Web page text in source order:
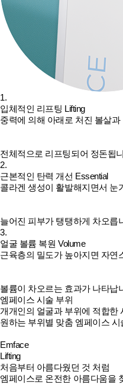
1.
입체적인 리프팅 Lifting
중력에 의해 아래로 처진 볼살과
전체적으로 리프팅되어 정돈됩
2.
근본적인 탄력 개선 Essential
콜라겐 생성이 활발해지면서 눈
늘어진 피부가 탱탱하게 차오릅
3.
얼굴 볼륨 복원 Volume
근육층의 밀도가 높아지면 자연
볼륨이 차오르는 효과가 나타납
엠페이스 시술 부위
개개인의 얼굴과 부위에 적합한
원하는 부위별 맞춤 엠페이스
Emface
Lifting
처음부터 아름다웠던 것 처럼
엠페이스로 온전한 아름다움을